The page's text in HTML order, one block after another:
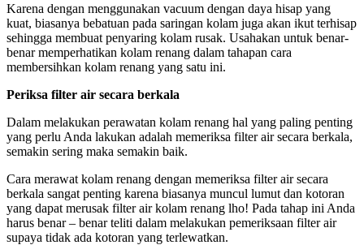
Karena dengan menggunakan vacuum dengan daya hisap yang
kuat, biasanya bebatuan pada saringan kolam juga akan ikut terhisap
sehingga membuat penyaring kolam rusak. Usahakan untuk benar-
benar memperhatikan kolam renang dalam tahapan cara
membersihkan kolam renang yang satu ini.
Periksa filter air secara berkala
Dalam melakukan perawatan kolam renang hal yang paling penting
yang perlu Anda lakukan adalah memeriksa filter air secara berkala,
semakin sering maka semakin baik.
Cara merawat kolam renang dengan memeriksa filter air secara
berkala sangat penting karena biasanya muncul lumut dan kotoran
yang dapat merusak filter air kolam renang lho! Pada tahap ini Anda
harus benar – benar teliti dalam melakukan pemeriksaan filter air
supaya tidak ada kotoran yang terlewatkan.